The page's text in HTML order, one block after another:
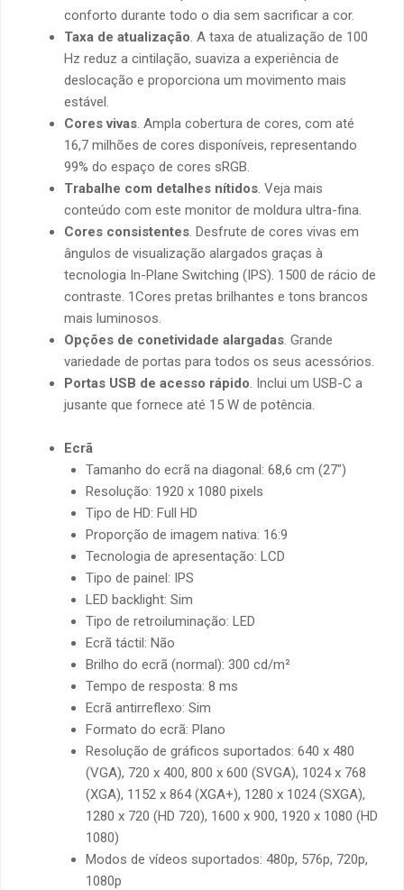
conforto durante todo o dia sem sacrificar a cor.
Taxa de atualização . A taxa de atualização de 100
Hz reduz a cintilação, suaviza a experiência de
deslocação e proporciona um movimento mais
estável.
Cores vivas . Ampla cobertura de cores, com até
16,7 milhões de cores disponíveis, representando
99% do espaço de cores sRGB.
Trabalhe com detalhes nítidos . Veja mais
conteúdo com este monitor de moldura ultra-fina.
Cores consistentes . Desfrute de cores vivas em
ângulos de visualização alargados graças à
tecnologia In-Plane Switching (IPS). 1500 de rácio de
contraste. 1Cores pretas brilhantes e tons brancos
mais luminosos.
Opções de conetividade alargadas . Grande
variedade de portas para todos os seus acessórios.
Portas USB de acesso rápido . Inclui um USB-C a
jusante que fornece até 15 W de potência.
Ecrã
Tamanho do ecrã na diagonal: 68,6 cm (27″)
Resolução: 1920 x 1080 pixels
Tipo de HD: Full HD
Proporção de imagem nativa: 16:9
Tecnologia de apresentação: LCD
Tipo de painel: IPS
LED backlight: Sim
Tipo de retroiluminação: LED
Ecrã táctil: Não
Brilho do ecrã (normal): 300 cd/m²
Tempo de resposta: 8 ms
Ecrã antirreflexo: Sim
Formato do ecrã: Plano
Resolução de gráficos suportados: 640 x 480
(VGA), 720 x 400, 800 x 600 (SVGA), 1024 x 768
(XGA), 1152 x 864 (XGA+), 1280 x 1024 (SXGA),
1280 x 720 (HD 720), 1600 x 900, 1920 x 1080 (HD
1080)
Modos de vídeos suportados: 480p, 576p, 720p,
1080p